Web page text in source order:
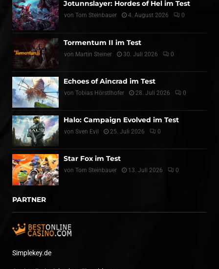
Jotunnslayer: Hordes of Hel im Test
von Tom Steinbauer 4. August 2026 0
Tormentum II im Test
von Martin Steiner 30. Juli 2026 0
Echoes of Aincrad im Test
von Tobias Hörstlhofer 28. Juli 2026 0
Halo: Campaign Evolved im Test
von Sven Evil 25. Juli 2026 0
Star Fox im Test
von Tom Steinbauer 13. Juli 2026 0
PARTNER
Simplekey.de